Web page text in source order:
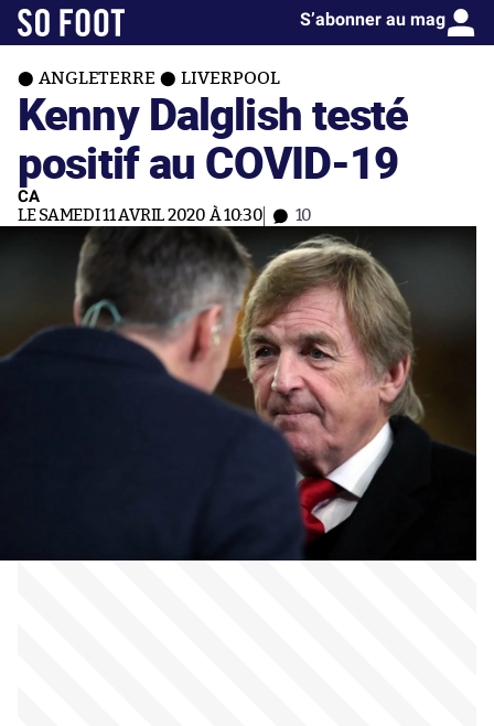
S’abonner au mag
ANGLETERRE LIVERPOOL
Kenny Dalglish testé
positif au COVID-19
CA
LE SAMEDI 11 AVRIL 2020 À 10:30 10